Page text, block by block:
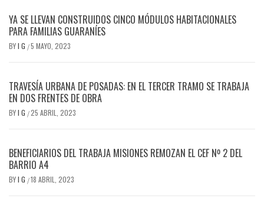
YA SE LLEVAN CONSTRUIDOS CINCO MÓDULOS HABITACIONALES
PARA FAMILIAS GUARANÍES
BYI G /5 MAYO, 2023
TRAVESÍA URBANA DE POSADAS: EN EL TERCER TRAMO SE TRABAJA
EN DOS FRENTES DE OBRA
BYI G /25 ABRIL, 2023
BENEFICIARIOS DEL TRABAJA MISIONES REMOZAN EL CEF Nº 2 DEL
BARRIO A4
BYI G /18 ABRIL, 2023